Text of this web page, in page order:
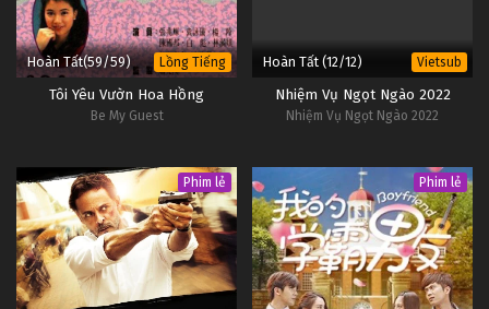
Hoàn Tất(59/59) Lồng Tiếng
Tôi Yêu Vườn Hoa Hồng
Be My Guest
Hoàn Tất (12/12) Vietsub
Nhiệm Vụ Ngọt Ngào 2022
Nhiệm Vụ Ngọt Ngào 2022
Phim lẻ Phim lẻ